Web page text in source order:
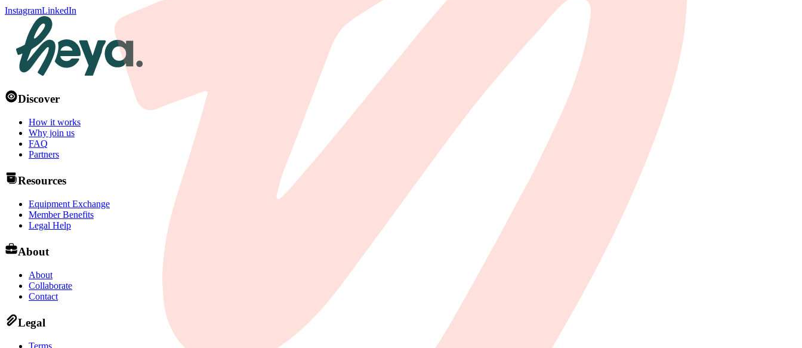
InstagramLinkedIn
Discover
How it works
Why join us
FAQ
Partners
Resources
Equipment Exchange
Member Benefits
Legal Help
About
About
Collaborate
Contact
Legal
Terms